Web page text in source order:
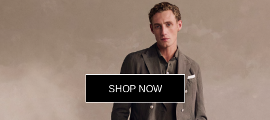
SHOP NOW